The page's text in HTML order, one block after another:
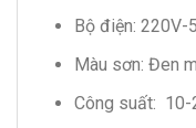
Bộ điện:
Màu sơn: Đen
Công suất: 10-